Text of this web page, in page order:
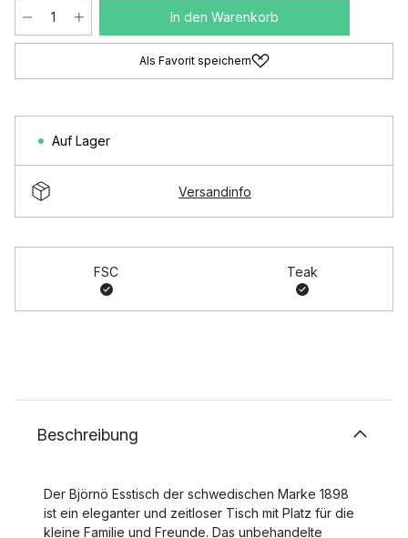
In den Warenkorb
Als Favorit speichern
Auf Lager
Versandinfo
FSC Teak
Beschreibung
Der Björnö Esstisch der schwedischen Marke 1898
ist ein eleganter und zeitloser Tisch mit Platz für die
kleine Familie und Freunde. Das unbehandelte